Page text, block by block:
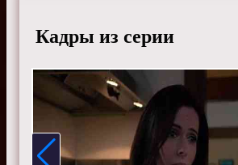
Таллок, Сайлас Уэйр Митчелл, Саша
Смотрите онлайн 3 сезон 9 серию «
в хорошем HD качестве, на
или телевизоре на сайте tv-grimm.ru.
Кадры из серии